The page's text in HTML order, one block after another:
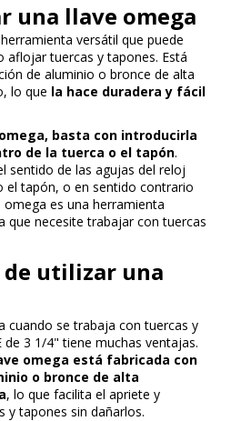
una llave omega
versátil que puede
aflojar tuercas y tapones. Está
de aluminio o bronce de alta
lo que la hace duradera y fácil
basta con introducirla
de la tuerca o el tapón.
sentido de las agujas del reloj
el tapón, o en sentido contrario
es una herramienta
que necesite trabajar con tuercas
de utilizar una
cuando se trabaja con tuercas y
de 3 1/4" tiene muchas ventajas.
omega está fabricada con
o bronce de alta
, lo que facilita el apriete y
y tapones sin dañarlos.